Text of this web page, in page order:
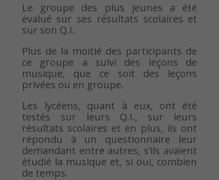
Le groupe des plus jeunes a été
évalué sur ses résultats scolaires et
sur son Q.I.
Plus de la moitié des participants de
ce groupe a suivi des leçons de
musique, que ce soit des leçons
privées ou en groupe.
Les lycéens, quant à eux, ont été
testés sur leurs Q.I., sur leurs
résultats scolaires et en plus, ils ont
répondu à un questionnaire leur
demandant entre autres, s’ils avaient
étudié la musique et, si oui, combien
de temps.